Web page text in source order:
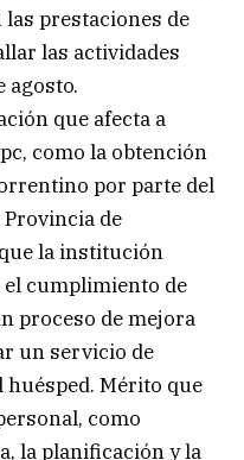
prestaciones de
las actividades
agosto.
que afecta a
como la obtención
por parte del
de
la institución
el cumplimiento de
proceso de mejora
un servicio de
huésped. Mérito que
como
la planificación y la